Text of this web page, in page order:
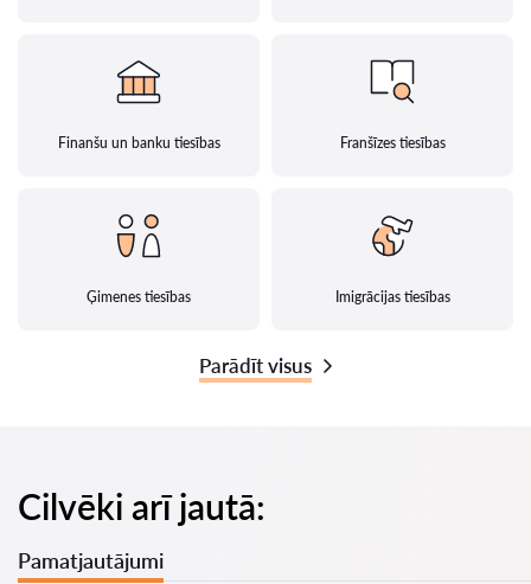
Finanšu un banku tiesības Franšīzes tiesības
Ģimenes tiesības Imigrācijas tiesības
Parādīt visus
Cilvēki arī jautā:
Pamatjautājumi